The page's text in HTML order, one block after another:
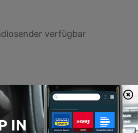
verfügbar
FC Aarau 2 - 1 Union Berlin